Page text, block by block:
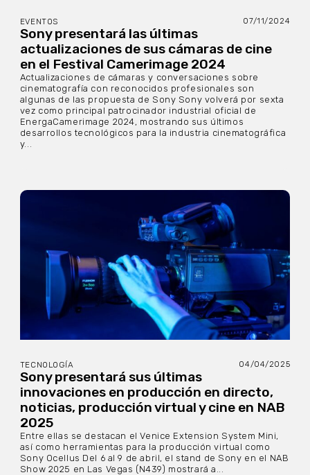
EVENTOS 07/11/2024
Sony presentará las últimas
actualizaciones de sus cámaras de cine
en el Festival Camerimage 2024
Actualizaciones de cámaras y conversaciones sobre
cinematografía con reconocidos profesionales son
algunas de las propuesta de Sony Sony volverá por sexta
vez como principal patrocinador industrial oficial de
EnergaCamerimage 2024, mostrando sus últimos
desarrollos tecnológicos para la industria cinematográfica
y...
TECNOLOGÍA 04/04/2025
Sony presentará sus últimas
innovaciones en producción en directo,
noticias, producción virtual y cine en NAB
2025
Entre ellas se destacan el Venice Extension System Mini,
así como herramientas para la producción virtual como
Sony Ocellus Del 6 al 9 de abril, el stand de Sony en el NAB
Show 2025 en Las Vegas (N439) mostrará a...